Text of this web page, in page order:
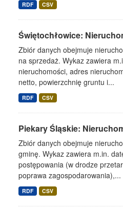
RDF CSV
Świętochłowice:
Zbiór danych obejmuje
na sprzedaż. Wykaz zawiera
nieruchomości, adres
netto, powierzchnię gruntu i...
RDF CSV
Piekary Śląskie:
Zbiór danych obejmuje
gminę. Wykaz zawiera m.in.
postępowania (w drodze
poprawa zagospodarowania),...
RDF CSV